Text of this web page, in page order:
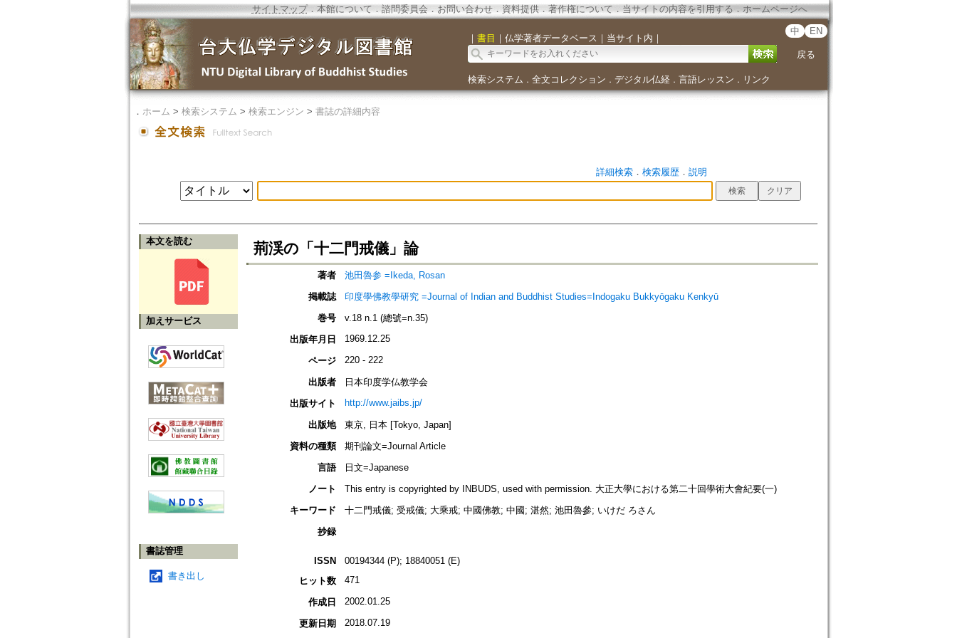
サイトマップ．本館について ． 諮問委員会． お問い合わせ． 資料提供． 著作権について．当サイトの内容を引用する ． ホームページへ
｜ 書目 ｜ 仏学著者データベース ｜ 当サイト内 ｜
中 EN
戻る
検索システム ． 全文コレクション ． デジタル仏経． 言語レッスン ． リンク
． ホーム > 検索システム > 検索エンジン > 書誌の詳細内容
詳細検索． 検索履歴． 説明
本文を読む
加えサービス
書誌管理
書き出し
荊渓の「十二門戒儀」論
著者
池田魯参 =Ikeda, Rosan
掲載誌
印度學佛教學研究 =Journal of Indian and Buddhist Studies=Indogaku Bukkyōgaku Kenkyū
巻号
v.18 n.1 (總號=n.35)
出版年月日
1969.12.25
ページ 220 - 222
出版者
日本印度学仏教学会
出版サイト
http://www.jaibs.jp/
出版地
東京, 日本 [Tokyo, Japan]
資料の種類
期刊論文=Journal Article
言語
日文=Japanese
ノート
This entry is copyrighted by INBUDS, used with permission. 大正大學における第二十回學術大會紀要(一)
キーワード
十二門戒儀; 受戒儀; 大乘戒; 中國佛教; 中國; 湛然; 池田魯參; いけだ ろさん
抄録
ISSN
00194344 (P); 18840051 (E)
ヒット数
471
作成日 2002.01.25
更新日期 2018.07.19